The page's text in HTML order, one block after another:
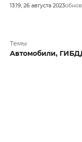
13:19, 26 августа 2023
Темы
Автомобили,